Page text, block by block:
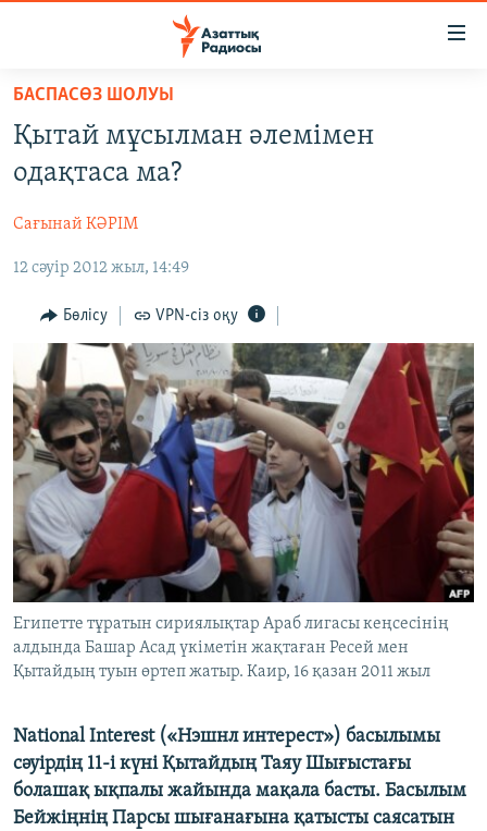
Skip
main
content
to
Navigation
Search
САЯСАТ
ҚАҢТАР ОҚИҒАСЫ
АДАМ ҚҰҚЫҚТАРЫ
ӘЛЕУМЕТ
ӘЛЕМ
АРНАЙЫ ЖОБАЛАР
Русский
ЖАЗЫЛЫҢЫЗ
Басқа тілдерде
БАСПАСӨЗ ШОЛУЫ
Қытай мұсылман әлемімен
одақтаса ма?
Сағынай КӘРІМ
12 сәуір 2012 жыл, 14:49
Бөлісу VPN-сіз оқу
Египетте тұратын сириялықтар Араб лигасы кеңсесінің
алдында Башар Асад үкіметін жақтаған Ресей мен
Қытайдың туын өртеп жатыр. Каир, 16 қазан 2011 жыл
National Interest («Нэшнл интерест») басылымы
сәуірдің 11-і күні Қытайдың Таяу Шығыстағы
болашақ ықпалы жайында мақала басты. Басылым
Бейжіңнің Парсы шығанағына қатысты саясатын